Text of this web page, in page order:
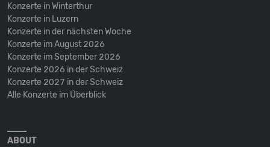
Konzerte in Winterthur
Konzerte in Luzern
Konzerte in der nächsten Woche
Konzerte im August 2026
Konzerte im September 2026
Konzerte 2026 in der Schweiz
Konzerte 2027 in der Schweiz
Alle Konzerte im Überblick
ABOUT